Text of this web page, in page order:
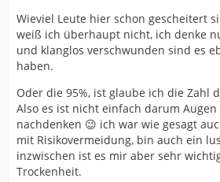
Wieviel Leute hier schon gescheitert
weiß ich überhaupt nicht, ich denke
und klanglos verschwunden sind es
haben.
Oder die 95%, ist glaube ich die Zahl
Also es ist nicht einfach darum
nachdenken 😉 ich war wie gesagt
mit Risikovermeidung, bin auch ein
inzwischen ist es mir aber sehr
Trockenheit.